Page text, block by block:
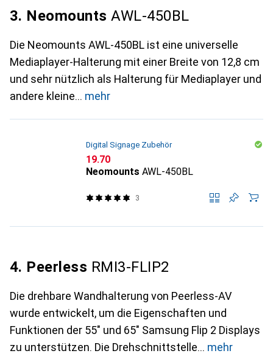
3. Neomounts AWL-450BL
Die Neomounts AWL-450BL ist eine universelle
Mediaplayer-Halterung mit einer Breite von 12,8 cm
und sehr nützlich als Halterung für Mediaplayer und
andere kleine
mehr
Digital Signage Zubehör
CHF
19.70
Neomounts AWL-450BL
3
4. Peerless RMI3-FLIP2
Die drehbare Wandhalterung von Peerless-AV
wurde entwickelt, um die Eigenschaften und
Funktionen der 55" und 65" Samsung Flip 2 Displays
zu unterstützen. Die Drehschnittstelle
mehr